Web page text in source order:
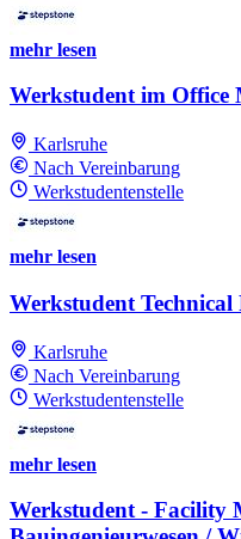
mehr lesen
Werkstudent im Office
Karlsruhe
Nach Vereinbarung
Werkstudentenstelle
mehr lesen
Werkstudent Technical
Karlsruhe
Nach Vereinbarung
Werkstudentenstelle
mehr lesen
Werkstudent - Facility